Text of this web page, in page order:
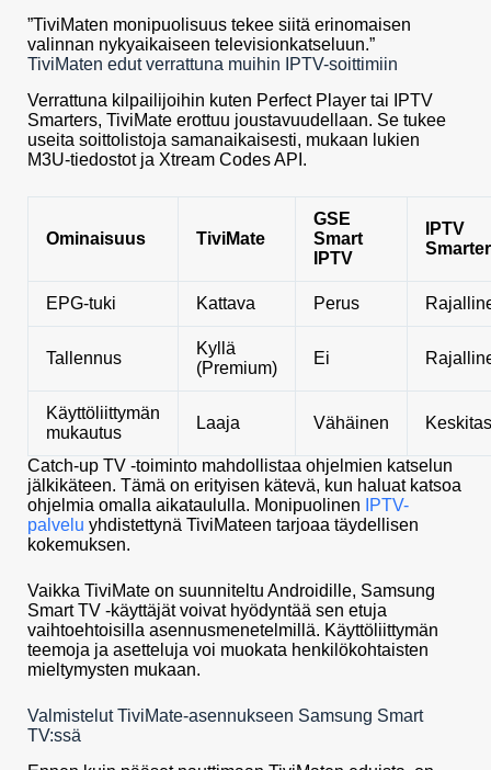
”TiviMaten monipuolisuus tekee siitä erinomaisen
valinnan nykyaikaiseen televisionkatseluun.”
TiviMaten edut verrattuna muihin IPTV-soittimiin
Verrattuna kilpailijoihin kuten Perfect Player tai IPTV
Smarters, TiviMate erottuu joustavuudellaan. Se tukee
useita soittolistoja samanaikaisesti, mukaan lukien
M3U-tiedostot ja Xtream Codes API.
Ominaisuus TiviMate
GSE
Smart
IPTV
IPTV
EPG-tuki Kattava Perus
Tallennus
Kyllä
(Premium)
Ei
Käyttöliittymän
mukautus
Laaja Vähäinen
Catch-up TV -toiminto mahdollistaa ohjelmien katselun
jälkikäteen. Tämä on erityisen kätevä, kun haluat katsoa
ohjelmia omalla aikataululla. Monipuolinen
IPTV-
palvelu yhdistettynä TiviMateen tarjoaa täydellisen
kokemuksen.
Vaikka TiviMate on suunniteltu Androidille, Samsung
Smart TV -käyttäjät voivat hyödyntää sen etuja
vaihtoehtoisilla asennusmenetelmillä. Käyttöliittymän
teemoja ja asetteluja voi muokata henkilökohtaisten
mieltymysten mukaan.
Valmistelut TiviMate-asennukseen Samsung Smart
TV:ssä